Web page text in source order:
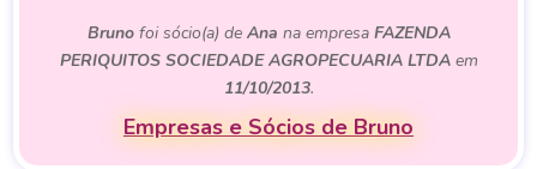
Brunofoi sócio(a) de Ana na empresa FAZENDA
PERIQUITOS SOCIEDADE AGROPECUARIA LTDAem
11/10/2013.
Empresas e Sócios de Bruno